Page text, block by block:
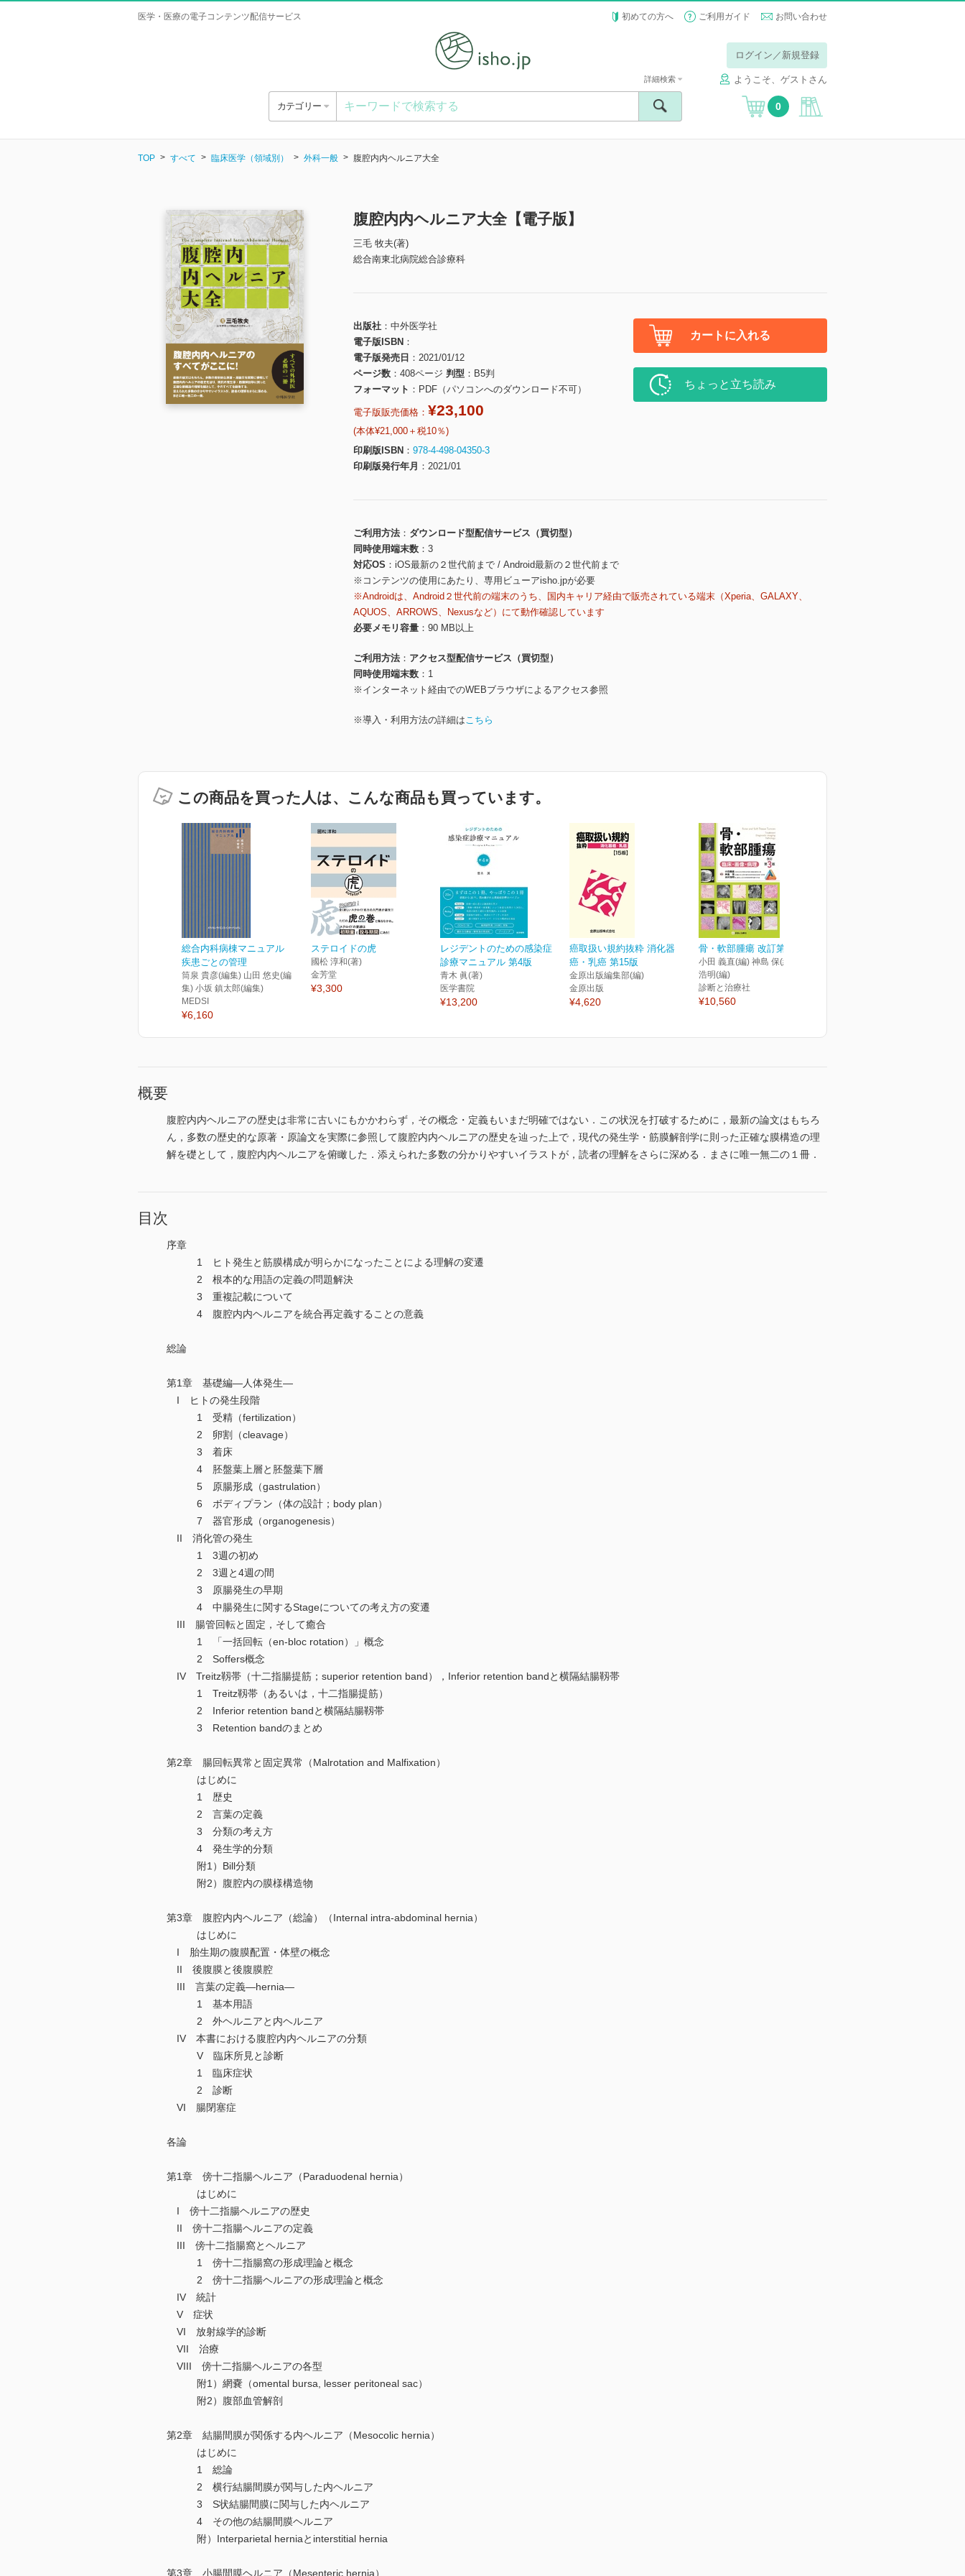
医学・医療の電子コンテンツ配信サービス 初めての方へ ご利用ガイド お問い合わせ
ログイン／新規登録
ようこそ、ゲストさん
カテゴリー
詳細検索
0
TOP すべて 臨床医学（領域別） 外科一般 腹腔内内ヘルニア大全
腹腔内内ヘルニア大全【電子版】
三毛 牧夫(著)
総合南東北病院総合診療科
出版社
中外医学社
電子版ISBN
電子版発売日
2021/01/12
ページ数
408ページ 判型
B5判
フォーマット
PDF（パソコンへのダウンロード不可）
電子版販売価格： ¥23,100
(本体¥21,000＋税10％)
印刷版ISBN
978-4-498-04350-3
印刷版発行年月
2021/01
カートに入れる
ちょっと立ち読み
ご利用方法
ダウンロード型配信サービス（買切型）
同時使用端末数
3
対応OS
iOS最新の２世代前まで / Android最新の２世代前まで
※コンテンツの使用にあたり、専用ビューアisho.jpが必要
※Androidは、Android２世代前の端末のうち、国内キャリア経由で販売されている端末（Xperia、GALAXY、
AQUOS、ARROWS、Nexusなど）にて動作確認しています
必要メモリ容量
90 MB以上
ご利用方法
アクセス型配信サービス（買切型）
同時使用端末数
1
※インターネット経由でのWEBブラウザによるアクセス参照
※導入・利用方法の詳細はこちら
この商品を買った人は、こんな商品も買っています。
総合内科病棟マニュアル
疾患ごとの管理
筒泉 貴彦(編集) 山田 悠史(編
集) 小坂 鎮太郎(編集)
MEDSI
¥6,160
ステロイドの虎
國松 淳和(著)
金芳堂
¥3,300
レジデントのための感染症
診療マニュアル 第4版
青木 眞(著)
医学書院
¥13,200
癌取扱い規約抜粋 消化器
癌・乳癌 第15版
金原出版編集部(編)
金原出版
¥4,620
骨・軟部腫瘍 改訂第3版
小田 義直(編) 神島 保(編) 木村
浩明(編)
診断と治療社
¥10,560
概要
腹腔内内ヘルニアの歴史は非常に古いにもかかわらず，その概念・定義もいまだ明確ではない．この状況を打破するために，最新の論文はもちろ
ん，多数の歴史的な原著・原論文を実際に参照して腹腔内内ヘルニアの歴史を辿った上で，現代の発生学・筋膜解剖学に則った正確な膜構造の理
解を礎として，腹腔内内ヘルニアを俯瞰した．添えられた多数の分かりやすいイラストが，読者の理解をさらに深める．まさに唯一無二の１冊．
目次
序章
1 ヒト発生と筋膜構成が明らかになったことによる理解の変遷
2 根本的な用語の定義の問題解決
3 重複記載について
4 腹腔内内ヘルニアを統合再定義することの意義
総論
第1章 基礎編―人体発生―
I ヒトの発生段階
1 受精（fertilization）
2 卵割（cleavage）
3 着床
4 胚盤葉上層と胚盤葉下層
5 原腸形成（gastrulation）
6 ボディプラン（体の設計；body plan）
7 器官形成（organogenesis）
II 消化管の発生
1 3週の初め
2 3週と4週の間
3 原腸発生の早期
4 中腸発生に関するStageについての考え方の変遷
III 腸管回転と固定，そして癒合
1 「一括回転（en-bloc rotation）」概念
2 Soffers概念
IV Treitz靱帯（十二指腸提筋；superior retention band），Inferior retention bandと横隔結腸靱帯
1 Treitz靱帯（あるいは，十二指腸提筋）
2 Inferior retention bandと横隔結腸靱帯
3 Retention bandのまとめ
第2章 腸回転異常と固定異常（Malrotation and Malfixation）
はじめに
1 歴史
2 言葉の定義
3 分類の考え方
4 発生学的分類
附1）Bill分類
附2）腹腔内の膜様構造物
第3章 腹腔内内ヘルニア（総論）（Internal intra-abdominal hernia）
はじめに
I 胎生期の腹膜配置・体壁の概念
II 後腹膜と後腹膜腔
III 言葉の定義―hernia―
1 基本用語
2 外ヘルニアと内ヘルニア
IV 本書における腹腔内内ヘルニアの分類
V 臨床所見と診断
1 臨床症状
2 診断
VI 腸閉塞症
各論
第1章 傍十二指腸ヘルニア（Paraduodenal hernia）
はじめに
I 傍十二指腸ヘルニアの歴史
II 傍十二指腸ヘルニアの定義
III 傍十二指腸窩とヘルニア
1 傍十二指腸窩の形成理論と概念
2 傍十二指腸ヘルニアの形成理論と概念
IV 統計
V 症状
VI 放射線学的診断
VII 治療
VIII 傍十二指腸ヘルニアの各型
附1）網嚢（omental bursa, lesser peritoneal sac）
附2）腹部血管解剖
第2章 結腸間膜が関係する内ヘルニア（Mesocolic hernia）
はじめに
1 総論
2 横行結腸間膜が関与した内ヘルニア
3 S状結腸間膜に関与した内ヘルニア
4 その他の結腸間膜ヘルニア
附）Interparietal herniaとinterstitial hernia
第3章 小腸間膜ヘルニア（Mesenteric hernia）